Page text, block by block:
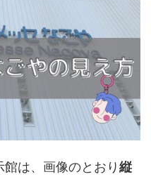
は、画像のとおり縦